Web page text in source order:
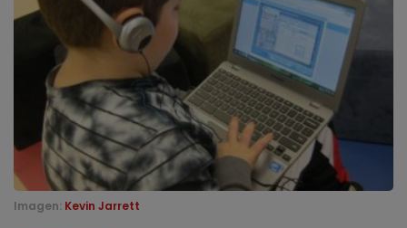
Imagen: Kevin Jarrett